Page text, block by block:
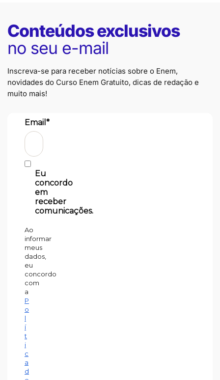
Conteúdos exclusivos
no seu e-mail
Inscreva-se para receber notícias sobre o Enem,
novidades do Curso Enem Gratuito, dicas de redação e
muito mais!
Email*
Eu
concordo
em
receber
comunicações.
Ao
informar
meus
dados,
eu
concordo
com
a
P
o
l
í
t
i
c
a
d